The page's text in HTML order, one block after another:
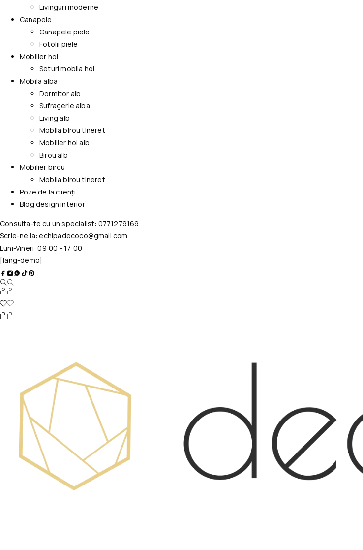
Livinguri moderne
Canapele
Canapele piele
Fotolii piele
Mobilier hol
Seturi mobila hol
Mobila alba
Dormitor alb
Sufragerie alba
Living alb
Mobila birou tineret
Mobilier hol alb
Birou alb
Mobilier birou
Mobila birou tineret
Poze de la clienți
Blog design interior
Consulta-te cu un specialist: 0771279169
Scrie-ne la:echipadecoco@gmail.com
Luni-Vineri: 09:00 - 17:00
[lang-demo]